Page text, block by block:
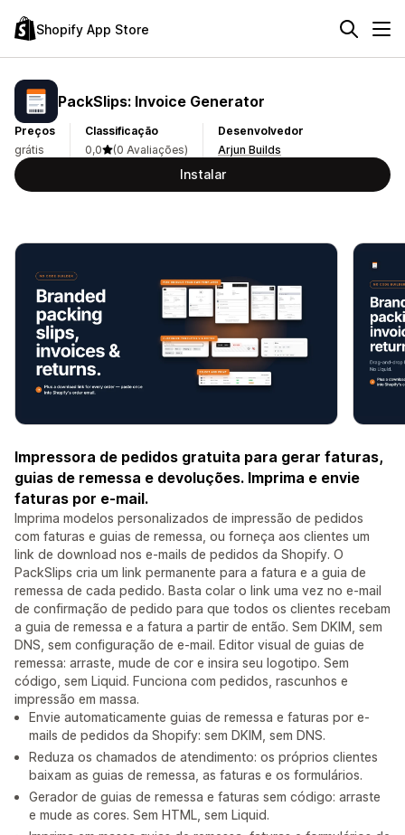
Shopify App Store
PackSlips: Invoice Generator
Preços
grátis
Classificação
0,0
(0 Avaliações)
Desenvolvedor
Arjun Builds
Instalar
Impressora de pedidos gratuita para gerar faturas,
guias de remessa e devoluções. Imprima e envie
faturas por e-mail.
Imprima modelos personalizados de impressão de pedidos
com faturas e guias de remessa, ou forneça aos clientes um
link de download nos e-mails de pedidos da Shopify. O
PackSlips cria um link permanente para a fatura e a guia de
remessa de cada pedido. Basta colar o link uma vez no e-mail
de confirmação de pedido para que todos os clientes recebam
a guia de remessa e a fatura a partir de então. Sem DKIM, sem
DNS, sem configuração de e-mail. Editor visual de guias de
remessa: arraste, mude de cor e insira seu logotipo. Sem
código, sem Liquid. Funciona com pedidos, rascunhos e
impressão em massa.
Envie automaticamente guias de remessa e faturas por e-
mails de pedidos da Shopify: sem DKIM, sem DNS.
Reduza os chamados de atendimento: os próprios clientes
baixam as guias de remessa, as faturas e os formulários.
Gerador de guias de remessa e faturas sem código: arraste
e mude as cores. Sem HTML, sem Liquid.